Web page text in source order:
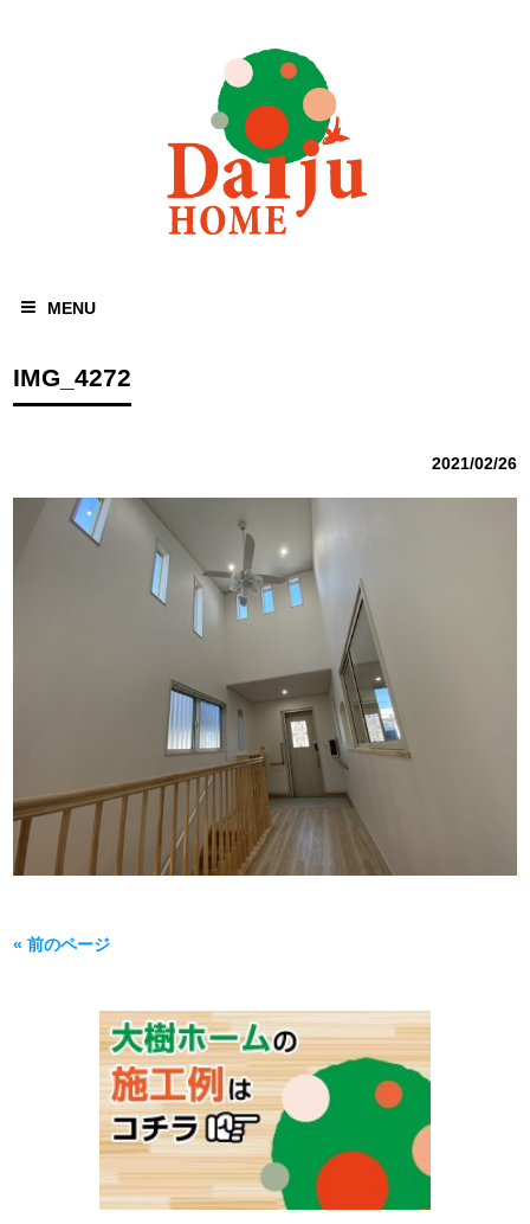
MENU
IMG_4272
2021/02/26
« 前のページ